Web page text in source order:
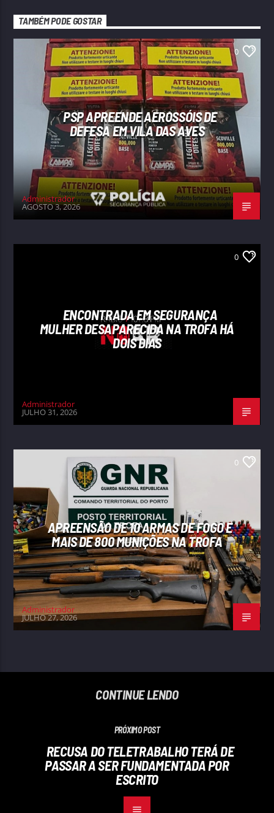
TAMBÉM PODE GOSTAR
0
PSP APREENDE AEROSSÓIS DE
DEFESA EM VILA DAS AVES
Administrador
AGOSTO 3, 2026
0
ENCONTRADA EM SEGURANÇA
MULHER DESAPARECIDA NA TROFA HÁ
DOIS DIAS
Administrador
JULHO 31, 2026
0
APREENSÃO DE 10 ARMAS DE FOGO E
MAIS DE 800 MUNIÇÕES NA TROFA
Administrador
JULHO 27, 2026
CONTINUE LENDO
PRÓXIMO POST
RECUSA DO TELETRABALHO TERÁ DE
PASSAR A SER FUNDAMENTADA POR
ESCRITO